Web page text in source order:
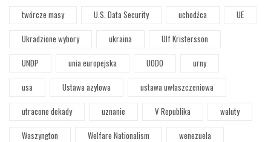
twórcze masy
U.S. Data Security uchodźca
UE
Ukradzione wybory
ukraina
Ulf Kristersson
UNDP
unia europejska UODO
urny
usa
Ustawa azylowa
ustawa uwłaszczeniowa
utracone dekady
uznanie V Republika
waluty
Waszyngton
Welfare Nationalism
wenezuela